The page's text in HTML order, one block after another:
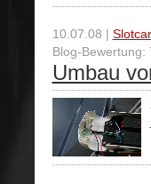
10.07.08 |
Blog-Bewertung:
Umbau